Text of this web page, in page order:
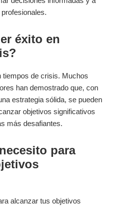
éxito en
tiempos de crisis. Muchos
han demostrado que, con
estrategia sólida, se pueden
objetivos significativos
más desafiantes.
para
alcanzar tus objetivos